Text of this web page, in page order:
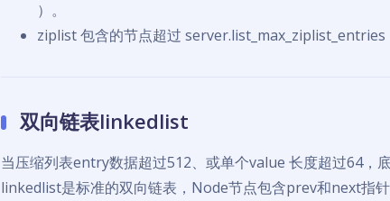
）。
ziplist 包含的节点超过 server.list_max_ziplist_entries
双向链表linkedlist
当压缩列表entry数据超过512、或单个value 长度超过64，
linkedlist是标准的双向链表，Node节点包含prev和next指针